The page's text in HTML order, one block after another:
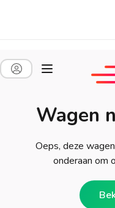
Wagen
Oeps, deze
onderaan om